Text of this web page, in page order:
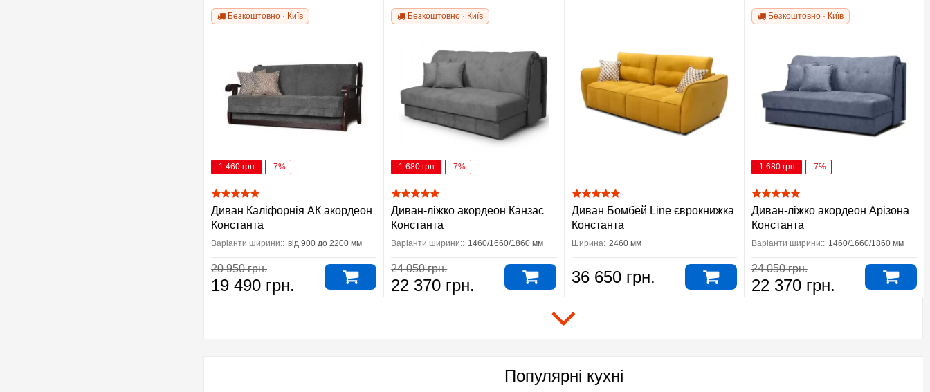
Безкоштовно · Київ
-1 460 грн. -7%
Диван Каліфорнія АК акордеон
Константа
Варіанти ширини:: від 900 до 2200 мм
20 950 грн.
19 490 грн.
Безкоштовно · Київ
-1 680 грн. -7%
Диван-ліжко акордеон Канзас
Константа
Варіанти ширини:: 1460/1660/1860 мм
24 050 грн.
22 370 грн.
Диван Бомбей Line єврокнижка
Константа
Ширина: 2460 мм
36 650 грн.
Безкоштовно · Київ
-1 680 грн. -7%
Диван-ліжко акордеон Арізона
Константа
Варіанти ширини:: 1460/1660/1860 мм
24 050 грн.
22 370 грн.
Популярні кухні